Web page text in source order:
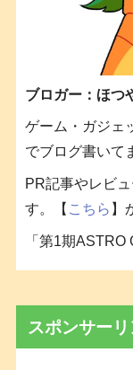
ブロガー：ほつ
ゲーム・ガジェ
でブログ書いて
PR記事やレビ
す。【 こちら 】
「第1期ASTRO
スポンサーリ